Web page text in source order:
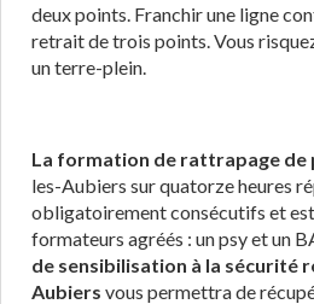
deux points. Franchir une ligne
retrait de trois points. Vous
un terre-plein.
La formation de rattrapage de
les-Aubiers sur quatorze heures
obligatoirement consécutifs et
formateurs agréés : un psy et un
de sensibilisation à la sécurité
Aubiers vous permettra de